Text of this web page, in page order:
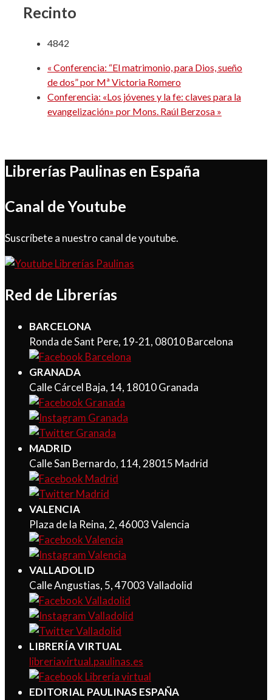
Recinto
4842
« Conferencia: “El matrimonio, para Dios, sueño
de dos” por Mª Victoria Romero
Conferencia: «Los jóvenes y la fe: claves para la
evangelización» por Mons. Raúl Berzosa »
Librerías Paulinas en España
Canal de Youtube
Suscríbete a nuestro canal de youtube.
Red de Librerías
BARCELONA
Ronda de Sant Pere, 19-21, 08010 Barcelona
GRANADA
Calle Cárcel Baja, 14, 18010 Granada
MADRID
Calle San Bernardo, 114, 28015 Madrid
VALENCIA
Plaza de la Reina, 2, 46003 Valencia
VALLADOLID
Calle Angustias, 5, 47003 Valladolid
LIBRERÍA VIRTUAL
libreriavirtual.paulinas.es
EDITORIAL PAULINAS ESPAÑA